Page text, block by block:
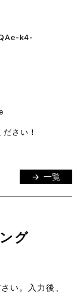
k4-
さい！
一覧
グ
い。入力後、